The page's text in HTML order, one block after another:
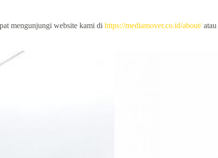
mengunjungi website kami di https://mediamover.co.id/about/atau